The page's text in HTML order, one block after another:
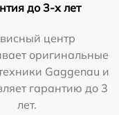
до 3-х лет
центр
оригинальные
Gaggenau и
гарантию до 3
лет.